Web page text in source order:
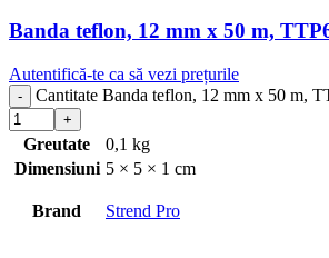
Banda teflon, 12 mm x 50 m,
Autentifică-te ca să vezi prețurile
Cantitate Banda teflon, 12 mm x 50 m,
Greutate
0,1 kg
Dimensiuni 5 × 5 × 1 cm
Brand Strend Pro